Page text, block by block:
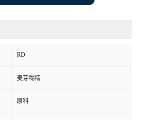
RD
麦芽糊精
原料